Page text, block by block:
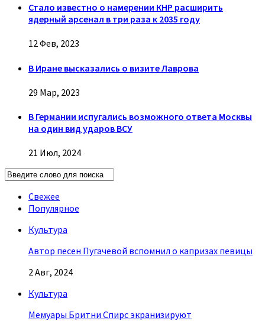
Стало известно о намерении КНР расширить
ядерный арсенал в три раза к 2035 году
12 Фев, 2023
В Иране высказались о визите Лаврова
29 Мар, 2023
В Германии испугались возможного ответа Москвы
на один вид ударов ВСУ
21 Июл, 2024
Свежее
Популярное
Культура
Автор песен Пугачевой вспомнил о капризах певицы
2 Авг, 2024
Культура
Мемуары Бритни Спирс экранизируют